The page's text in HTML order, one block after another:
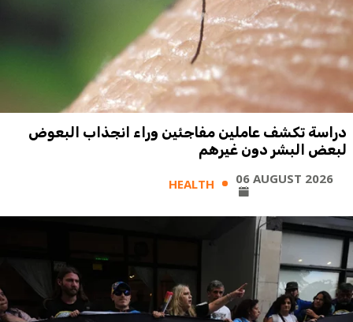
دراسة تكشف عاملين مفاجئين وراء انجذاب البعوض
لبعض البشر دون غيرهم
HEALTH 06 AUGUST 2026